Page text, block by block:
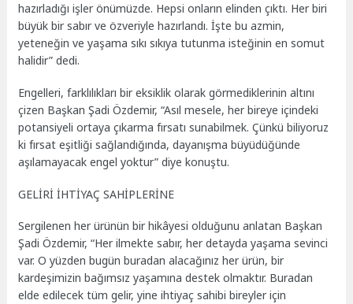
hazırladığı işler önümüzde. Hepsi onların elinden çıktı. Her biri
büyük bir sabır ve özveriyle hazırlandı. İşte bu azmin,
yeteneğin ve yaşama sıkı sıkıya tutunma isteğinin en somut
halidir” dedi.
Engelleri, farklılıkları bir eksiklik olarak görmediklerinin altını
çizen Başkan Şadi Özdemir, “Asıl mesele, her bireye içindeki
potansiyeli ortaya çıkarma fırsatı sunabilmek. Çünkü biliyoruz
ki fırsat eşitliği sağlandığında, dayanışma büyüdüğünde
aşılamayacak engel yoktur” diye konuştu.
GELİRİ İHTİYAÇ SAHİPLERİNE
Sergilenen her ürünün bir hikâyesi olduğunu anlatan Başkan
Şadi Özdemir, “Her ilmekte sabır, her detayda yaşama sevinci
var. O yüzden bugün buradan alacağınız her ürün, bir
kardeşimizin bağımsız yaşamına destek olmaktır. Buradan
elde edilecek tüm gelir, yine ihtiyaç sahibi bireyler için